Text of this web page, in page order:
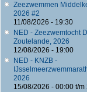
Zeezwemmen
2026 #2
11/08/2026 - 19:30
NED - Zeezwemtocht
Zoutelande, 2026
12/08/2026 - 19:00
NED - KNZB -
2026
15/08/2026 - 00:00t/m